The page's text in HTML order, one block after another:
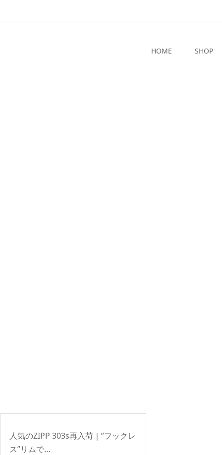
HOME SHOP
人気のZIPP 303s再入荷｜”フックレ
ス”リムで…